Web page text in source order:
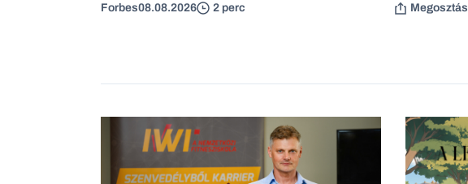
Forbes08.08.2026 2 perc Megosztás